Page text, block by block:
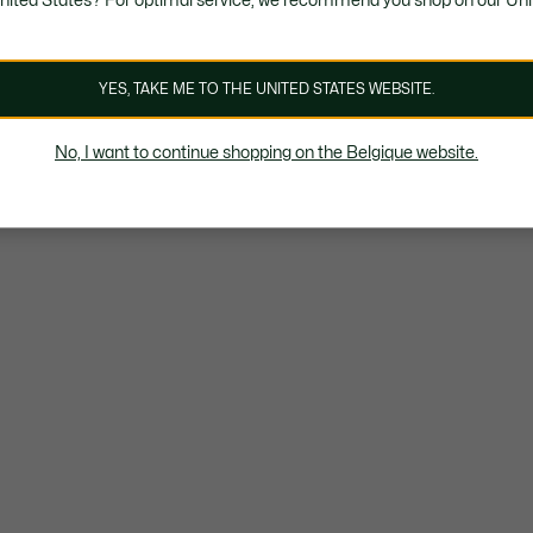
YES, TAKE ME TO THE UNITED STATES WEBSITE.
No, I want to continue shopping on the Belgique website.